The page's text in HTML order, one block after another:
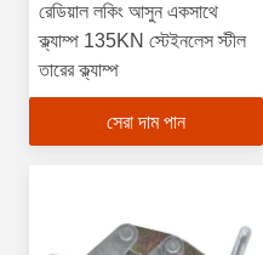
রেডিয়াল লকিং আসুন একসাথে
ক্ল্যাম্প 135KN স্টেইনলেস স্টীল
তারের ক্ল্যাম্প
সেরা দাম পান